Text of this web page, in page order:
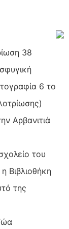
38
6 το
Αρβανιτιά
του
Βιβλιοθήκη
της